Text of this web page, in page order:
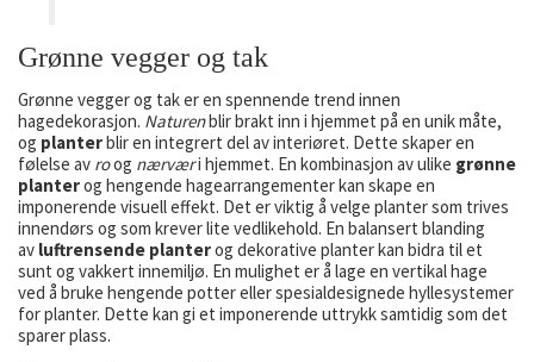
Grønne vegger og tak
Grønne vegger og tak er en spennende trend innen
hagedekorasjon. Naturenblir brakt inn i hjemmet på en unik måte,
og planterblir en integrert del av interiøret. Dette skaper en
følelse av roog nærværi hjemmet. En kombinasjon av ulike grønne
planterog hengende hagearrangementer kan skape en
imponerende visuell effekt. Det er viktig å velge planter som trives
innendørs og som krever lite vedlikehold. En balansert blanding
av luftrensende planterog dekorative planter kan bidra til et
sunt og vakkert innemiljø. En mulighet er å lage en vertikal hage
ved å bruke hengende potter eller spesialdesignede hyllesystemer
for planter. Dette kan gi et imponerende uttrykk samtidig som det
sparer plass.